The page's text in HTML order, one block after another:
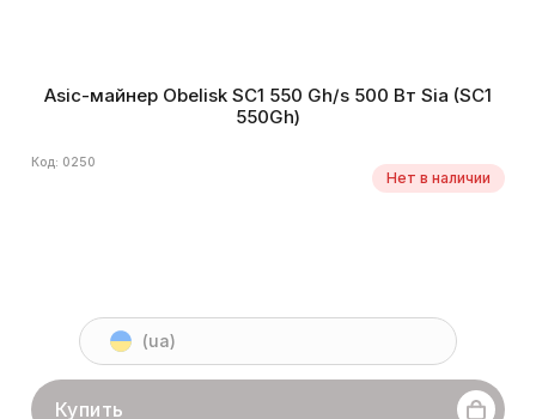
Asic-майнер Obelisk SC1 550 Gh/s 500 Вт Sia (SC1
550Gh)
Код: 0250
Нет в наличии
(ua)
Купить